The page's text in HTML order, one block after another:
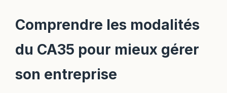
Comprendre les modalités
du CA35 pour mieux gérer
son entreprise